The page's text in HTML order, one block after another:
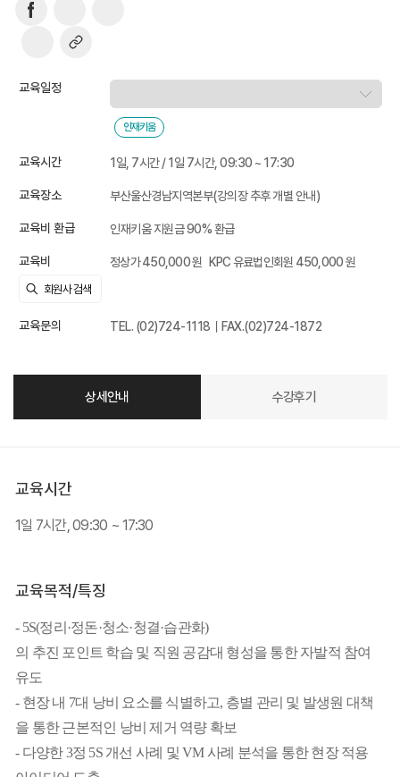
교육일정
인재키움
교육시간 1일, 7시간 / 1일 7시간, 09:30 ~ 17:30
교육장소 부산울산경남지역본부(강의장 추후 개별 안내)
교육비 환급 인재키움 지원금 90% 환급
교육비 정상가 450,000 원 KPC 유료법인회원 450,000 원
교육문의 TEL. (02)724-1118｜FAX.(02)724-1872
상세안내 수강후기
교육시간
1일 7시간, 09:30 ~ 17:30
교육목적/특징
- 5S(정리·정돈·청소·청결·습관화)
의 추진 포인트 학습 및 직원 공감대 형성을 통한 자발적 참여
유도
- 현장 내 7대 낭비 요소를 식별하고, 층별 관리 및 발생원 대책
을 통한 근본적인 낭비 제거 역량 확보
- 다양한 3정 5S 개선 사례 및 VM 사례 분석을 통한 현장 적용